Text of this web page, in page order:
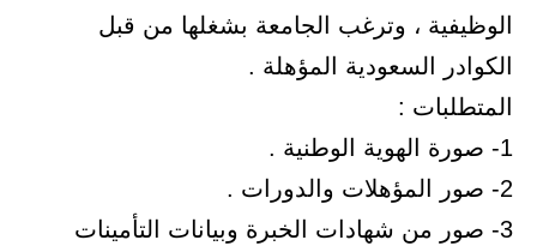
الوظيفية ، وترغب الجامعة بشغلها من قبل
الكوادر السعودية المؤهلة .
المتطلبات :
1- صورة الهوية الوطنية .
2- صور المؤهلات والدورات .
3- صور من شهادات الخبرة وبيانات التأمينات